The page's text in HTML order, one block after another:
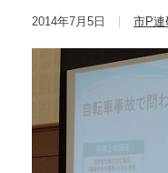
2014年7月5日 市P連